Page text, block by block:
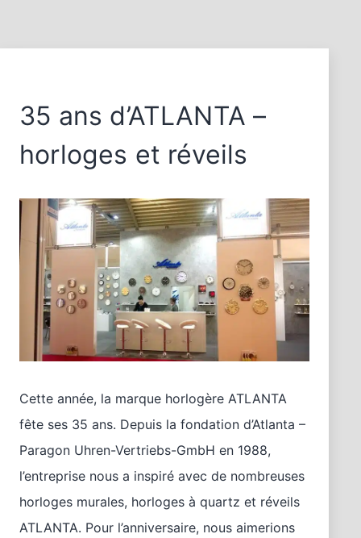
35 ans d’ATLANTA –
horloges et réveils
Cette année, la marque horlogère ATLANTA
fête ses 35 ans. Depuis la fondation d’Atlanta –
Paragon Uhren-Vertriebs-GmbH en 1988,
l’entreprise nous a inspiré avec de nombreuses
horloges murales, horloges à quartz et réveils
ATLANTA. Pour l’anniversaire, nous aimerions